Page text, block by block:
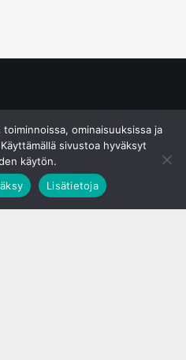
ominaisuuksissa ja
sivustoa hyväksyt
käytön.
Lisätietoja